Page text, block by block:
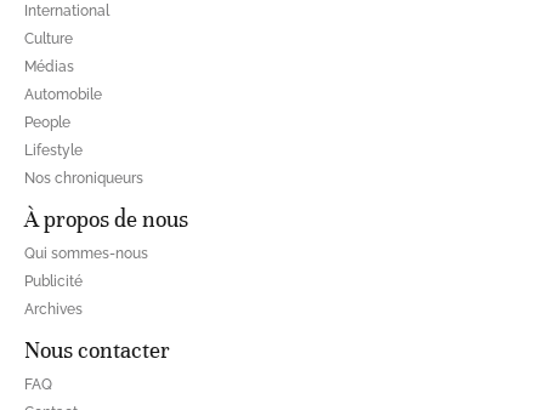
International
Culture
Médias
Automobile
People
Lifestyle
Nos chroniqueurs
À propos de nous
Qui sommes-nous
Publicité
Archives
Nous contacter
FAQ